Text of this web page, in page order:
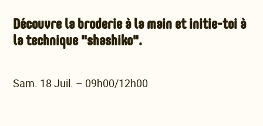
Découvre la broderie à la main et initie-toi à
la technique "shashiko".
Sam. 18 Juil. – 09h00/12h00